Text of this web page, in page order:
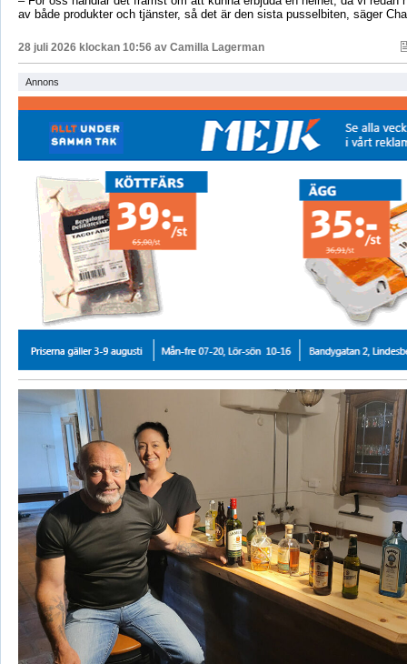
av både produkter och tjänster, så det är den sista pusselbiten, säger
28 juli 2026 klockan 10:56 av Camilla Lagerman
Annons